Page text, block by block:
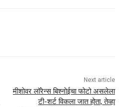
Next article
मीशोवर लॉरेन्स बिश्नोईचा फोटो असलेला
टी-शर्ट विकला जात होता, तेव्हा